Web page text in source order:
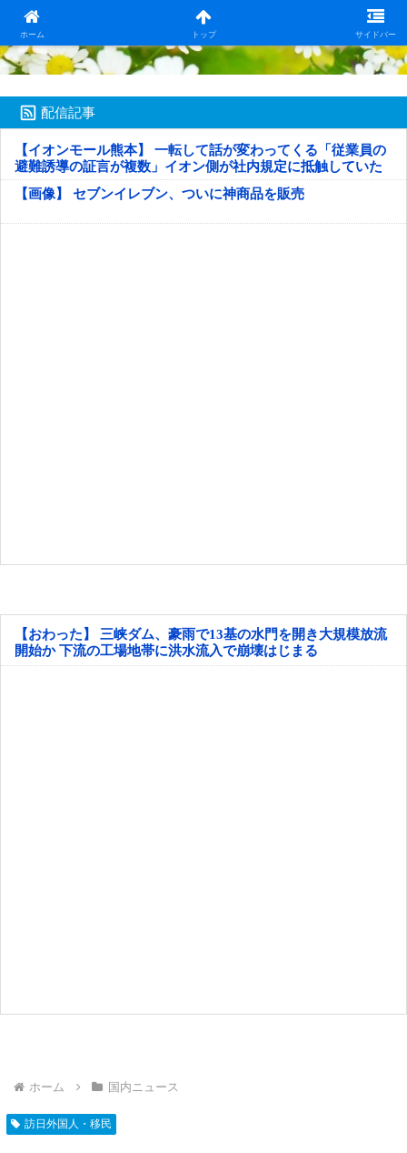
ホーム トップ サイドバー
日本第一！ニュース録
配信記事
【イオンモール熊本】 一転して話が変わってくる「従業員の
避難誘導の証言が複数」イオン側が社内規定に抵触していた
疑い
【画像】 セブンイレブン、ついに神商品を販売
【おわった】 三峡ダム、豪雨で13基の水門を開き大規模放流
開始か 下流の工場地帯に洪水流入で崩壊はじまる
ホーム 国内ニュース
訪日外国人・移民